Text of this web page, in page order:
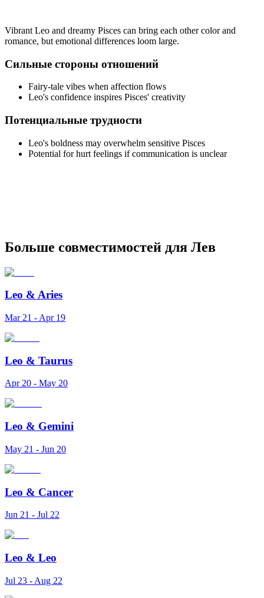
Vibrant Leo and dreamy Pisces can bring each other color and
romance, but emotional differences loom large.
Сильные стороны отношений
Fairy-tale vibes when affection flows
Leo's confidence inspires Pisces' creativity
Потенциальные трудности
Leo's boldness may overwhelm sensitive Pisces
Potential for hurt feelings if communication is unclear
Больше совместимостей для Лев
Leo & Aries
Mar 21 - Apr 19
Leo & Taurus
Apr 20 - May 20
Leo & Gemini
May 21 - Jun 20
Leo & Cancer
Jun 21 - Jul 22
Leo & Leo
Jul 23 - Aug 22